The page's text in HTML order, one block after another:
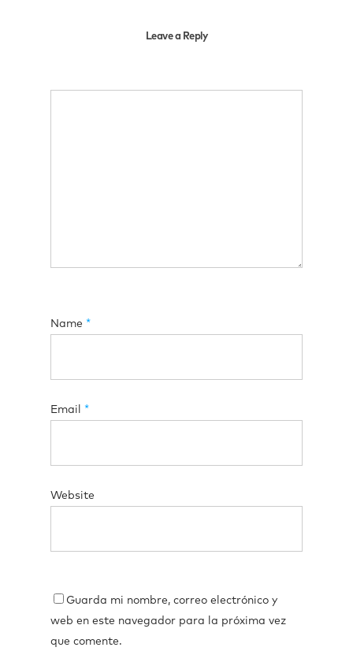
Leave a Reply
Name *
Email *
Website
Guarda mi nombre, correo electrónico y
web en este navegador para la próxima vez
que comente.